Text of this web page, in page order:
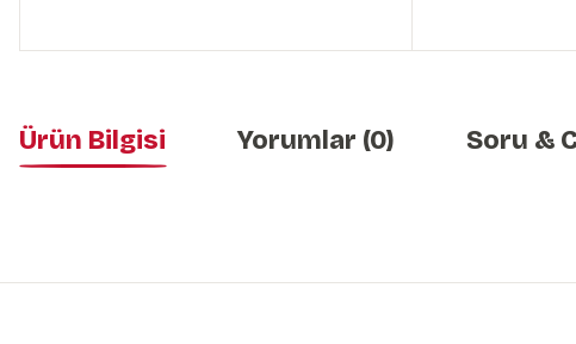
Ürün Bilgisi Yorumlar (0) Soru &